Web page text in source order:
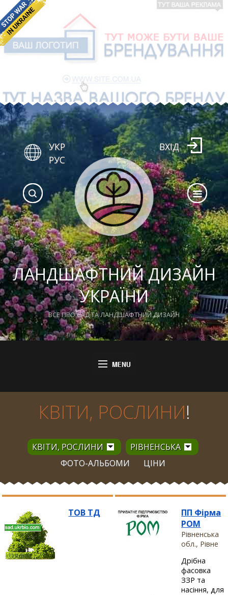
ЛАНДШАФТНИЙ ДИЗАЙН
УКРАЇНИ
ВСЕ ПРО САД ТА ЛАНДШАФТНИЙ ДИЗАЙН
УКР
РУС
ВХІД
КВІТИ, РОСЛИНИ!
КВІТИ, РОСЛИНИ
РІВНЕНСЬКА
ФОТО-АЛЬБОМИ
ЦІНИ
ТОВ ТД
ПП Фірма
РОМ
Рівненська
обл., Рівне
Дрібна
фасовка
ЗЗР та
насіння, для